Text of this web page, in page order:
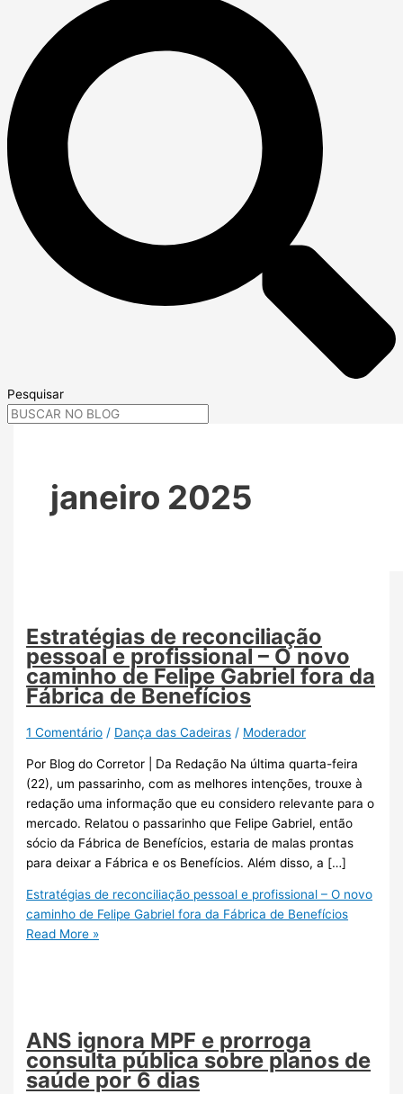
Pesquisar
janeiro 2025
Estratégias de reconciliação
pessoal e profissional – O novo
caminho de Felipe Gabriel fora da
Fábrica de Benefícios
1 Comentário / Dança das Cadeiras / Moderador
Por Blog do Corretor | Da Redação Na última quarta-feira
(22), um passarinho, com as melhores intenções, trouxe à
redação uma informação que eu considero relevante para o
mercado. Relatou o passarinho que Felipe Gabriel, então
sócio da Fábrica de Benefícios, estaria de malas prontas
para deixar a Fábrica e os Benefícios. Além disso, a […]
Estratégias de reconciliação pessoal e profissional – O novo
caminho de Felipe Gabriel fora da Fábrica de Benefícios
Read More »
ANS ignora MPF e prorroga
consulta pública sobre planos de
saúde por 6 dias